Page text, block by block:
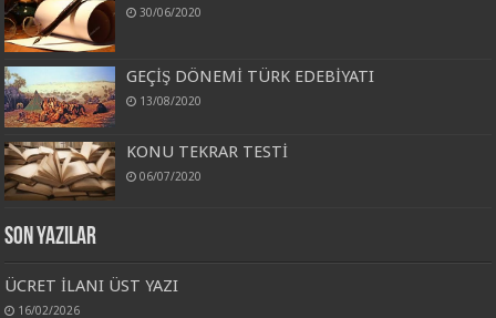
30/06/2020
GEÇİŞ DÖNEMİ TÜRK EDEBİYATI
13/08/2020
KONU TEKRAR TESTİ
06/07/2020
Son Yazılar
ÜCRET İLANI ÜST YAZI
16/02/2026